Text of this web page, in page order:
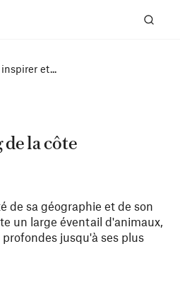
et...
la côte
de sa géographie et de son
un large éventail d'animaux,
jusqu'à ses plus